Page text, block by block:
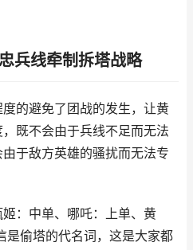
兵线牵制拆塔战略
的避免了团战的发生，让黄
既不会由于兵线不足而无法
于敌方英雄的骚扰而无法专
：中单、哪吒：上单、黄
是偷塔的代名词，这是大家都